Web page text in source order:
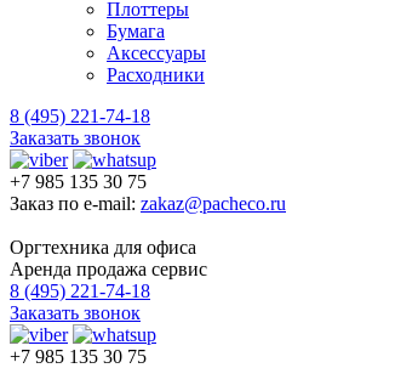
Плоттеры
Бумага
Аксессуары
Расходники
8 (495) 221-74-18
Заказать звонок
+7 985 135 30 75
Заказ по e-mail: zakaz@pacheco.ru
Оргтехника для офиса
Аренда продажа сервис
8 (495) 221-74-18
Заказать звонок
+7 985 135 30 75